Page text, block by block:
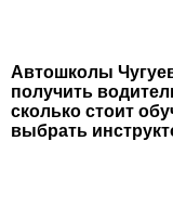
Автошколы
получить
сколько стоит
выбрать